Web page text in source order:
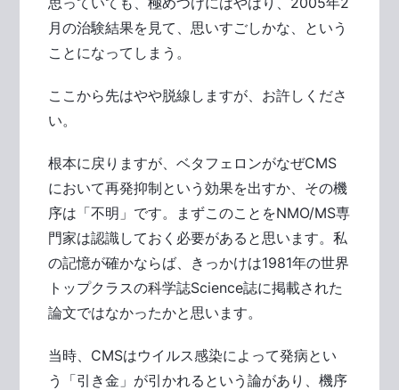
月の治験結果を見て、思いすごしかな、という
ことになってしまう。
ここから先はやや脱線しますが、お許しくださ
い。
根本に戻りますが、ベタフェロンがなぜCMS
において再発抑制という効果を出すか、その機
序は「不明」です。まずこのことをNMO/MS専
門家は認識しておく必要があると思います。私
の記憶が確かならば、きっかけは1981年の世界
トップクラスの科学誌Science誌に掲載された
論文ではなかったかと思います。
当時、CMSはウイルス感染によって発病とい
う「引き金」が引かれるという論があり、機序